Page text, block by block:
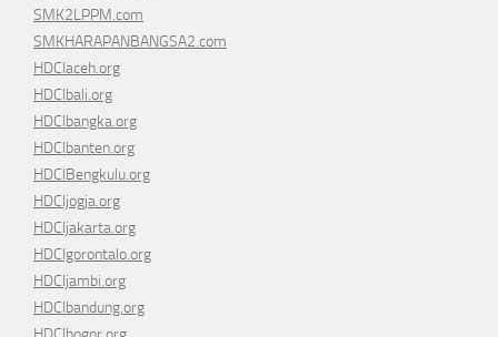
SMK2LPPM.com
SMKHARAPANBANGSA2.com
HDCIaceh.org
HDCIbali.org
HDCIbangka.org
HDCIbanten.org
HDCIBengkulu.org
HDCIjogja.org
HDCIjakarta.org
HDCIgorontalo.org
HDCIjambi.org
HDCIbandung.org